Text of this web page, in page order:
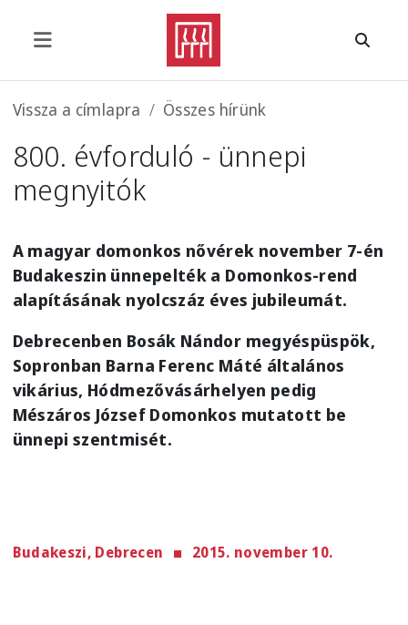
Morzsa
Vissza a címlapra Összes hírünk
800. évforduló - ünnepi
megnyitók
A magyar domonkos nővérek november 7-én
Budakeszin ünnepelték a Domonkos-rend
alapításának nyolcszáz éves jubileumát.
Debrecenben Bosák Nándor megyéspüspök,
Sopronban Barna Ferenc Máté általános
vikárius, Hódmezővásárhelyen pedig
Mészáros József Domonkos mutatott be
ünnepi szentmisét.
Budakeszi, Debrecen 2015. november 10.